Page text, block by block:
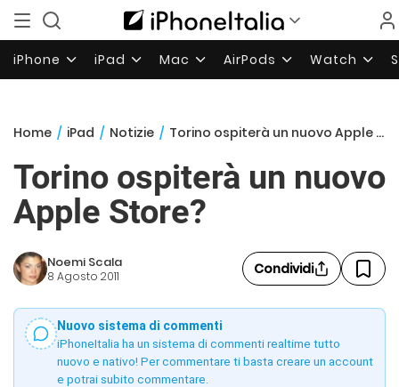
iPhone iPad Mac AirPods Watch
Home / iPad / Notizie / Torino ospiterà un nuovo Apple Store?
Torino ospiterà un nuovo
Apple Store?
Noemi Scala
8 Agosto 2011 Condividi
Nuovo sistema di commenti
iPhoneItalia ha un sistema di commenti realtime tutto
nuovo e nativo! Per commentare ti basta creare un account
e potrai subito commentare.